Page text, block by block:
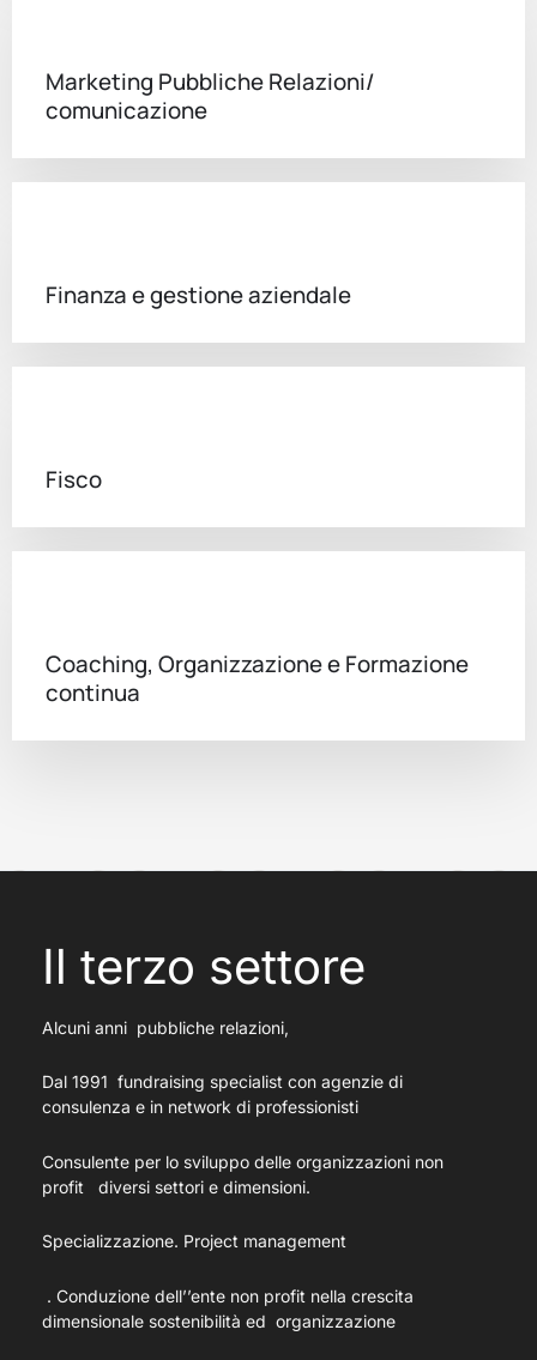
Marketing Pubbliche Relazioni/
comunicazione
Finanza e gestione aziendale
Fisco
Coaching, Organizzazione e Formazione
continua
Il terzo settore
Alcuni anni pubbliche relazioni,
Dal 1991 fundraising specialist con agenzie di
consulenza e in network di professionisti
Consulente per lo sviluppo delle organizzazioni non
profit diversi settori e dimensioni.
Specializzazione. Project management
. Conduzione dell’’ente non profit nella crescita
dimensionale sostenibilità ed organizzazione